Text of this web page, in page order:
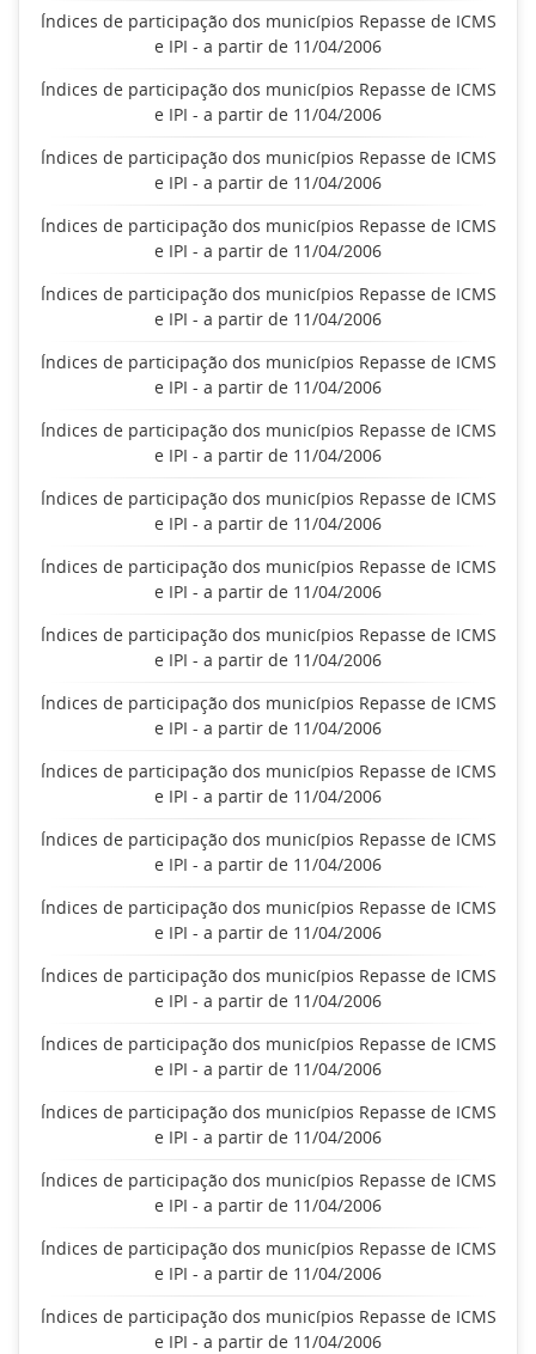
Índices de participação dos municípios Repasse de ICMS
e IPI - a partir de 11/04/2006
Índices de participação dos municípios Repasse de ICMS
e IPI - a partir de 11/04/2006
Índices de participação dos municípios Repasse de ICMS
e IPI - a partir de 11/04/2006
Índices de participação dos municípios Repasse de ICMS
e IPI - a partir de 11/04/2006
Índices de participação dos municípios Repasse de ICMS
e IPI - a partir de 11/04/2006
Índices de participação dos municípios Repasse de ICMS
e IPI - a partir de 11/04/2006
Índices de participação dos municípios Repasse de ICMS
e IPI - a partir de 11/04/2006
Índices de participação dos municípios Repasse de ICMS
e IPI - a partir de 11/04/2006
Índices de participação dos municípios Repasse de ICMS
e IPI - a partir de 11/04/2006
Índices de participação dos municípios Repasse de ICMS
e IPI - a partir de 11/04/2006
Índices de participação dos municípios Repasse de ICMS
e IPI - a partir de 11/04/2006
Índices de participação dos municípios Repasse de ICMS
e IPI - a partir de 11/04/2006
Índices de participação dos municípios Repasse de ICMS
e IPI - a partir de 11/04/2006
Índices de participação dos municípios Repasse de ICMS
e IPI - a partir de 11/04/2006
Índices de participação dos municípios Repasse de ICMS
e IPI - a partir de 11/04/2006
Índices de participação dos municípios Repasse de ICMS
e IPI - a partir de 11/04/2006
Índices de participação dos municípios Repasse de ICMS
e IPI - a partir de 11/04/2006
Índices de participação dos municípios Repasse de ICMS
e IPI - a partir de 11/04/2006
Índices de participação dos municípios Repasse de ICMS
e IPI - a partir de 11/04/2006
Índices de participação dos municípios Repasse de ICMS
e IPI - a partir de 11/04/2006